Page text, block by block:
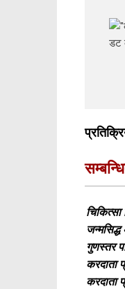
गुणस्तर
करदाता
करदाता